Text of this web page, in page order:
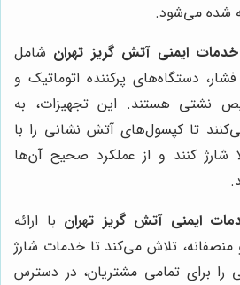
شده می‌شود.
خدمات ایمنی آتش گریز تهران شامل
دستگاه‌های پرکننده اتوماتیک و
نشتی هستند. این تجهیزات، به
تا کپسول‌های آتش نشانی را با
شارژ کنند و از عملکرد صحیح آن‌ها
ایمنی آتش گریز تهران با ارائه
تلاش می‌کند تا خدمات شارژ
برای تمامی مشتریان، در دسترس